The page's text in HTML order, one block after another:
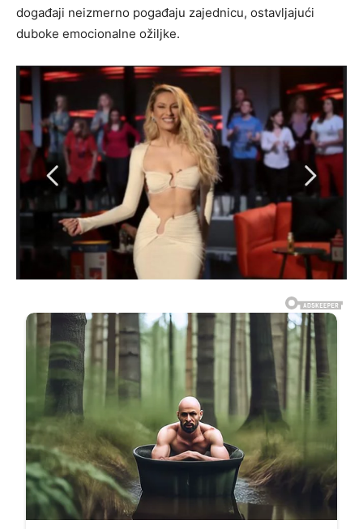
događaji neizmerno pogađaju zajednicu, ostavljajući
duboke emocionalne ožiljke.